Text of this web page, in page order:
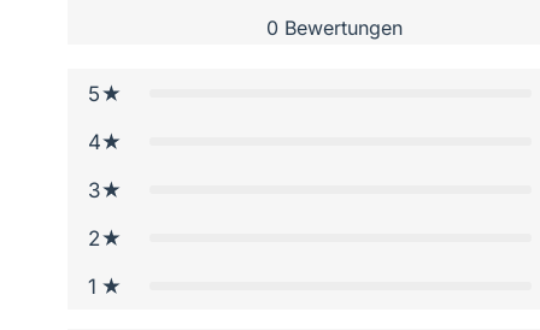
0 Bewertungen
5
4
3
2
1